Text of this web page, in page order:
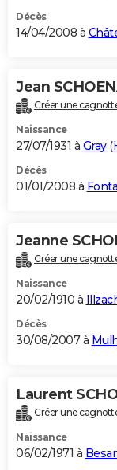
Décès
14/04/2008 à
Jean
Créer une
Naissance
27/07/1931 à Gray(
Décès
01/01/2008 à
Jeanne
Créer une
Naissance
20/02/1910 à
Décès
30/08/2007 à
Laurent
Créer une
Naissance
06/02/1971 à